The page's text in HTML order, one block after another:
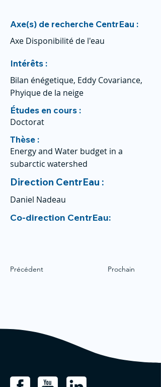
Axe(s) de recherche CentrEau :
Axe Disponibilité de l'eau
Intérêts :
Bilan énégetique, Eddy Covariance,
Phyique de la neige
Études en cours :
Doctorat
Thèse :
Energy and Water budget in a
subarctic watershed
Direction CentrEau :
Daniel Nadeau
Co-direction CentrEau:
Précédent Prochain